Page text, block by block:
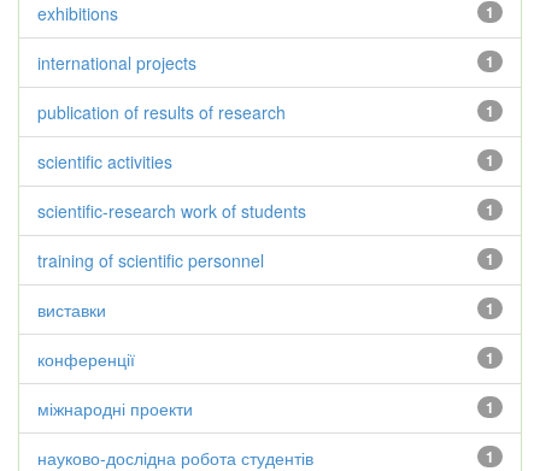
1
exhibitions
1
international projects
1
publication of results of research
1
scientific activities
1
scientific-research work of students
1
training of scientific personnel
1
виставки
1
конференції
1
міжнародні проекти
1
науково-дослідна робота студентів